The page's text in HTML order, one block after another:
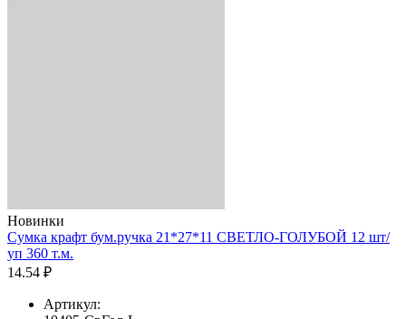
Новинки
Сумка крафт бум.ручка 21*27*11 СВЕТЛО-ГОЛУБОЙ 12 шт/
уп 360 т.м.
14.54 ₽
Артикул: